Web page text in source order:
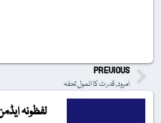
PREVIOUS
امرود، قدرت کا انمول تحفہ
لفظونہ ایڈمن